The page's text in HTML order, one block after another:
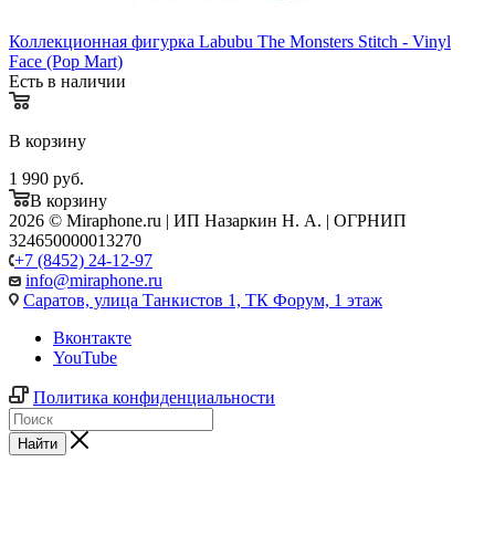
Коллекционная фигурка Labubu The Monsters Stitch - Vinyl
Face (Pop Mart)
Есть в наличии
В корзину
1 990 руб.
В корзину
2026 © Miraphone.ru | ИП Назаркин Н. А. | ОГРНИП
324650000013270
+7 (8452) 24-12-97
info@miraphone.ru
Саратов, улица Танкистов 1, ТК Форум, 1 этаж
Вконтакте
YouTube
Политика конфиденциальности
Найти